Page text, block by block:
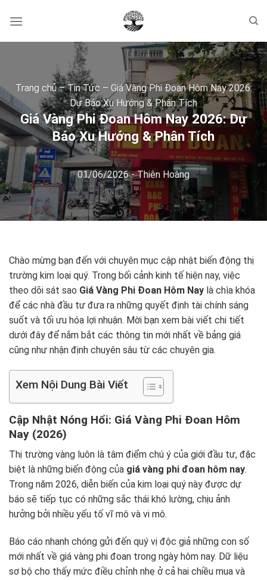
Trang chủ–Tin Tức– Giá Vàng Phi Đoan Hôm Nay 2026:
Dự Báo Xu Hướng & Phân Tích
Giá Vàng Phi Đoan Hôm Nay 2026: Dự
Báo Xu Hướng & Phân Tích
01/06/2026-Thiên Hoàng
Chào mừng bạn đến với chuyên mục cập nhật biến động thị
trường kim loại quý. Trong bối cảnh kinh tế hiện nay, việc
theo dõi sát sao Giá Vàng Phi Đoan Hôm Nay là chìa khóa
để các nhà đầu tư đưa ra những quyết định tài chính sáng
suốt và tối ưu hóa lợi nhuận. Mời bạn xem bài viết chi tiết
dưới đây để nắm bắt các thông tin mới nhất về bảng giá
cũng như nhận định chuyên sâu từ các chuyên gia.
Xem Nội Dung Bài Viết
Cập Nhật Nóng Hổi: Giá Vàng Phi Đoan Hôm
Nay (2026)
Thị trường vàng luôn là tâm điểm chú ý của giới đầu tư, đặc
biệt là những biến động của giá vàng phi đoan hôm nay.
Trong năm 2026, diễn biến của kim loại quý này được dự
báo sẽ tiếp tục có những sắc thái khó lường, chịu ảnh
hưởng bởi nhiều yếu tố vĩ mô và vi mô.
Báo cáo nhanh chóng gửi đến quý vị độc giả những con số
mới nhất về giá vàng phi đoan trong ngày hôm nay. Dữ liệu
sơ bộ cho thấy mức điều chỉnh nhẹ ở cả hai chiều mua và